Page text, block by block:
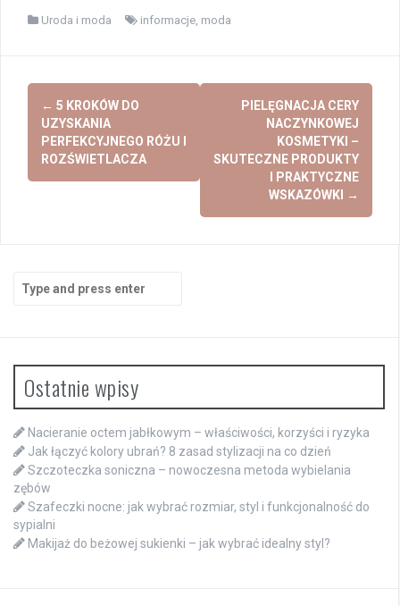
Uroda i moda informacje, moda
Post
navigation
← 5 KROKÓW DO
UZYSKANIA
PERFEKCYJNEGO RÓŻU I
ROZŚWIETLACZA
PIELĘGNACJA CERY
NACZYNKOWEJ
KOSMETYKI –
SKUTECZNE PRODUKTY
I PRAKTYCZNE
WSKAZÓWKI
→
Search
for:
Ostatnie wpisy
Nacieranie octem jabłkowym – właściwości, korzyści i ryzyka
Jak łączyć kolory ubrań? 8 zasad stylizacji na co dzień
Szczoteczka soniczna – nowoczesna metoda wybielania
zębów
Szafeczki nocne: jak wybrać rozmiar, styl i funkcjonalność do
sypialni
Makijaż do beżowej sukienki – jak wybrać idealny styl?